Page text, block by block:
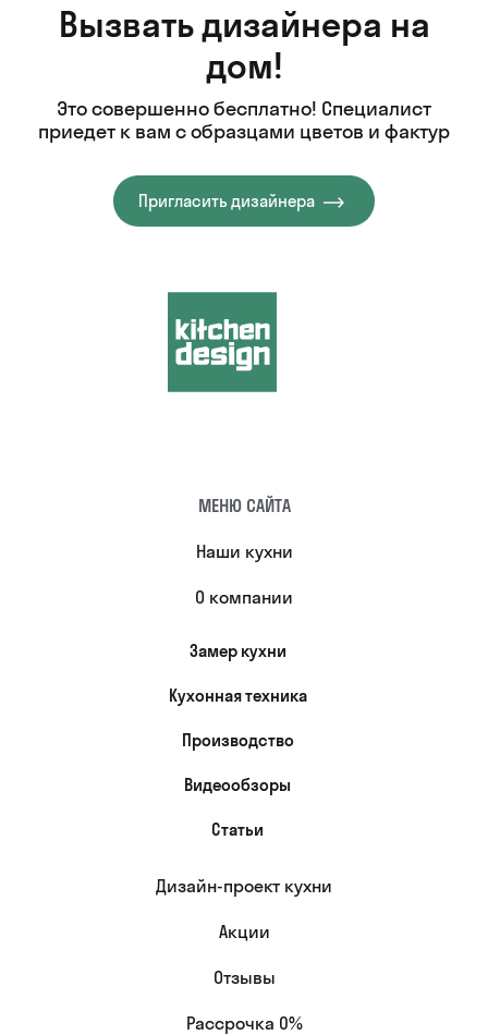
Вызвать дизайнера на
дом!
Это совершенно бесплатно! Специалист
приедет к вам с образцами цветов и фактур
Пригласить дизайнера
МЕНЮ САЙТА
Наши кухни
О компании
Замер кухни
Кухонная техника
Производство
Видеообзоры
Статьи
Дизайн-проект кухни
Акции
Отзывы
Рассрочка 0%